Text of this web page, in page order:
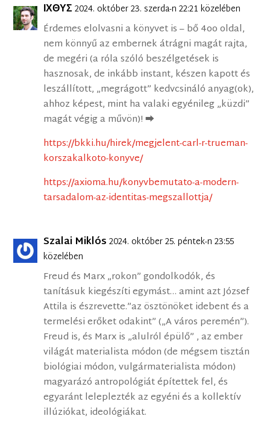
ΙΧΘΥΣ2024. október 23. szerda-n 22:21 közelében
Érdemes elolvasni a könyvet is – bő 4oo oldal,
nem könnyű az embernek átrágni magát rajta,
de megéri (a róla szóló beszélgetések is
hasznosak, de inkább instant, készen kapott és
leszállított, „megrágott” kedvcsináló anyag(ok),
ahhoz képest, mint ha valaki egyénileg „küzdi”
magát végig a művön)! ⮕
https://bkki.hu/hirek/megjelent-carl-r-trueman-
korszakalkoto-konyve/
https://axioma.hu/konyvbemutato-a-modern-
tarsadalom-az-identitas-megszallottja/
Szalai Miklós 2024. október 25. péntek-n 23:55
közelében
Freud és Marx „rokon” gondolkodók, és
tanításuk kiegészíti egymást… amint azt József
Attila is észrevette.”az ösztönöket idebent és a
termelési erőket odakint” („A város peremén”).
Freud is, és Marx is „alulról épülő” , az ember
világát materialista módon (de mégsem tisztán
biológiai módon, vulgármaterialista módon)
magyarázó antropológiát építettek fel, és
egyaránt leleplezték az egyéni és a kollektív
illúziókat, ideológiákat.